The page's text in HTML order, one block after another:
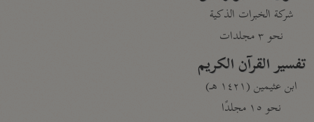
شركة الخبرات الذكية
نحو ٣ مجلدات
تفسير القرآن الكريم
ابن عثيمين (١٤٢١ هـ)
نحو ١٥ مجلدًا